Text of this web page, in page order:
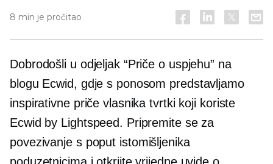
8 min je pročitao
Dobrodošli u odjeljak “Priče o uspjehu” na
blogu Ecwid, gdje s ponosom predstavljamo
inspirativne priče vlasnika tvrtki koji koriste
Ecwid by Lightspeed. Pripremite se za
povezivanje s poput istomišljenika